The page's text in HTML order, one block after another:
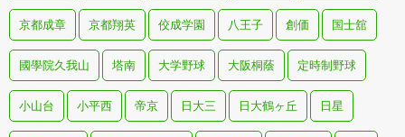
京都成章 京都翔英 佼成学園 八王子 創価 国士舘
國學院久我山 塔南 大学野球 大阪桐蔭 定時制野球
小山台 小平西 帝京 日大三 日大鶴ヶ丘 日星